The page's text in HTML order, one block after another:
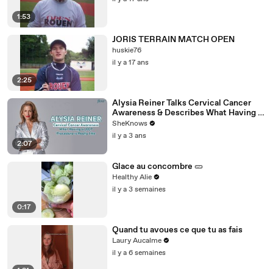
1:53
2:25
JORIS TERRAIN MATCH OPEN
huskie76
il y a 17 ans
2:07
Alysia Reiner Talks Cervical Cancer
Awareness & Describes What Having a
LEEP Procedure is Really Like
SheKnows
il y a 3 ans
0:17
Glace au concombre 🥒
Healthy Alie
il y a 3 semaines
Quand tu avoues ce que tu as fais
Laury Aucalme
il y a 6 semaines